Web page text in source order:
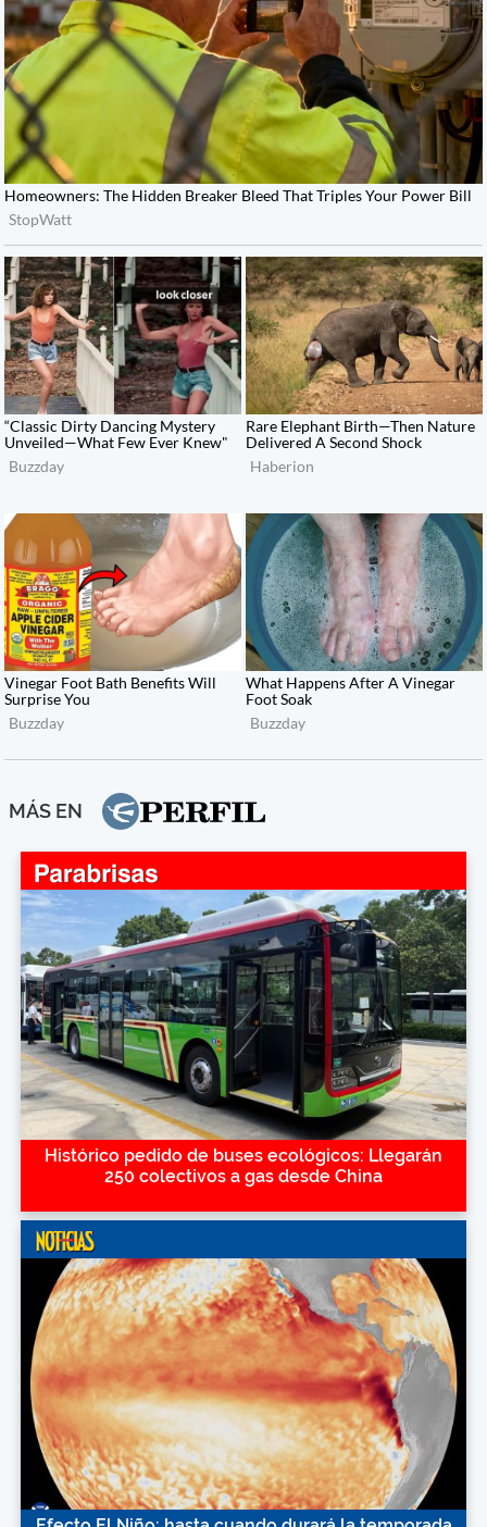
MÁS EN
Histórico pedido de buses ecológicos: Llegarán
250 colectivos a gas desde China